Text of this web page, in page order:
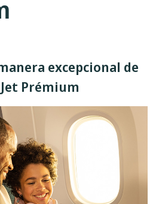
excepcional de
Prémium